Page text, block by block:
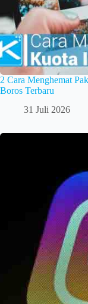
2 Cara Menghemat
Boros Terbaru
31 Juli 2026